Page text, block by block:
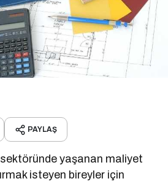
PAYLAŞ
sektöründe yaşanan maliyet
isteyen bireyler için